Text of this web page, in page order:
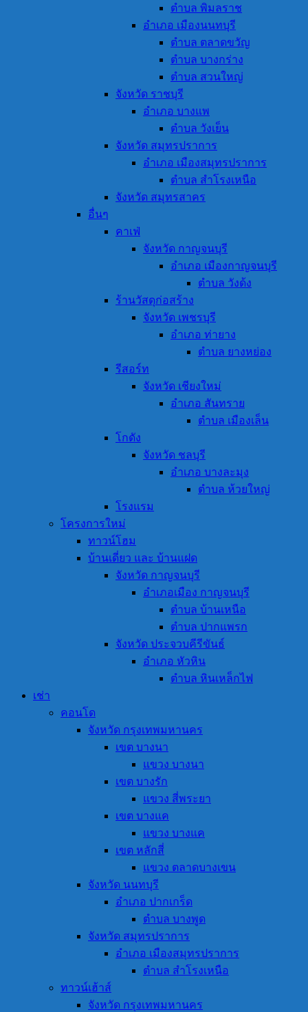
ตำบล พิมลราช
อำเภอ เมืองนนทบุรี
ตำบล ตลาดขวัญ
ตำบล บางกร่าง
ตำบล สวนใหญ่
จังหวัด ราชบุรี
อำเภอ บางแพ
ตำบล วังเย็น
จังหวัด สมุทรปราการ
อำเภอ เมืองสมุทรปราการ
ตำบล สำโรงเหนือ
จังหวัด สมุทรสาคร
อื่นๆ
คาเฟ่
จังหวัด กาญจนบุรี
อำเภอ เมืองกาญจนบุรี
ตำบล วังด้ง
ร้านวัสดุก่อสร้าง
จังหวัด เพชรบุรี
อำเภอ ท่ายาง
ตำบล ยางหย่อง
รีสอร์ท
จังหวัด เชียงใหม่
อำเภอ สันทราย
ตำบล เมืองเล็น
โกดัง
จังหวัด ชลบุรี
อำเภอ บางละมุง
ตำบล ห้วยใหญ่
โรงแรม
โครงการใหม่
ทาวน์โฮม
บ้านเดี่ยว และ บ้านแฝด
จังหวัด กาญจนบุรี
อำเภอเมือง กาญจนบุรี
ตำบล บ้านเหนือ
ตำบล ปากแพรก
จังหวัด ประจวบคีรีขันธ์
อำเภอ หัวหิน
ตำบล หินเหล็กไฟ
เช่า
คอนโด
จังหวัด กรุงเทพมหานคร
เขต บางนา
แขวง บางนา
เขต บางรัก
แขวง สี่พระยา
เขต บางแค
แขวง บางแค
เขต หลักสี่
แขวง ตลาดบางเขน
จังหวัด นนทบุรี
อำเภอ ปากเกร็ด
ตำบล บางพูด
จังหวัด สมุทรปราการ
อำเภอ เมืองสมุทรปราการ
ตำบล สำโรงเหนือ
ทาวน์เฮ้าส์
จังหวัด กรุงเทพมหานคร